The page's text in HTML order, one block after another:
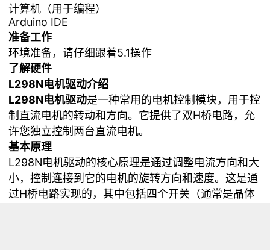
计算机（用于编程）
Arduino IDE
准备工作
环境准备，请仔细跟着5.1操作
了解硬件
L298N电机驱动介绍
L298N电机驱动是一种常用的电机控制模块，用于控
制直流电机的转动和方向。它提供了双H桥电路，允
许您独立控制两台直流电机。
基本原理
L298N电机驱动的核心原理是通过调整电流方向和大
小，控制连接到它的电机的旋转方向和速度。这是通
过H桥电路实现的，其中包括四个开关（通常是晶体